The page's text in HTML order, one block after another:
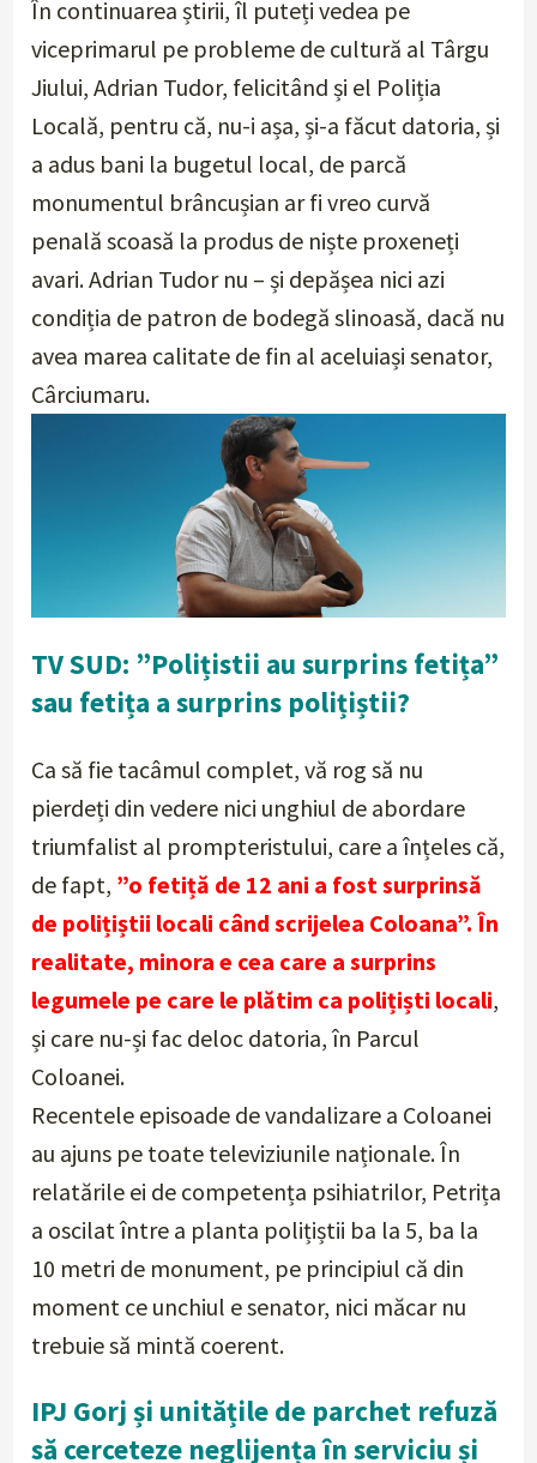
În continuarea știrii, îl puteți vedea pe
viceprimarul pe probleme de cultură al Târgu
Jiului, Adrian Tudor, felicitând și el Poliția
Locală, pentru că, nu-i așa, și-a făcut datoria, și
a adus bani la bugetul local, de parcă
monumentul brâncușian ar fi vreo curvă
penală scoasă la produs de niște proxeneți
avari. Adrian Tudor nu – și depășea nici azi
condiția de patron de bodegă slinoasă, dacă nu
avea marea calitate de fin al aceluiași senator,
Cârciumaru.
TV SUD: ”Polițistii au surprins fetița”
sau fetița a surprins polițiștii?
Ca să fie tacâmul complet, vă rog să nu
pierdeți din vedere nici unghiul de abordare
triumfalist al prompteristului, care a înțeles că,
de fapt, ”o fetiță de 12 ani a fost surprinsă
de polițiștii locali când scrijelea Coloana”. În
realitate, minora e cea care a surprins
legumele pe care le plătim ca polițiști locali,
și care nu-și fac deloc datoria, în Parcul
Coloanei.
Recentele episoade de vandalizare a Coloanei
au ajuns pe toate televiziunile naționale. În
relatările ei de competența psihiatrilor, Petrița
a oscilat între a planta polițiștii ba la 5, ba la
10 metri de monument, pe principiul că din
moment ce unchiul e senator, nici măcar nu
trebuie să mintă coerent.
IPJ Gorj și unitățile de parchet refuză
să cerceteze neglijența în serviciu și